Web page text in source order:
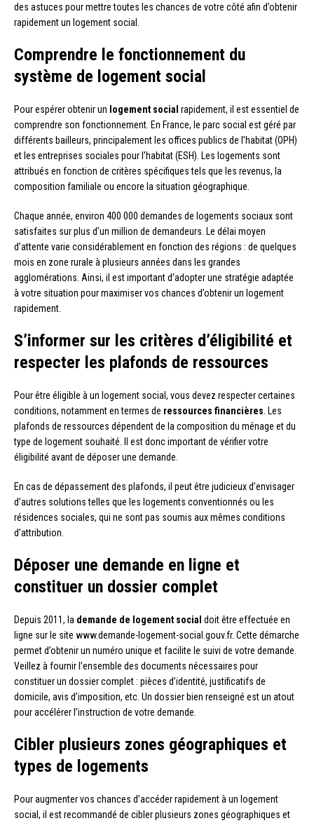
des astuces pour mettre toutes les chances de votre côté afin d’obtenir
rapidement un logement social.
Comprendre le fonctionnement du
système de logement social
Pour espérer obtenir un logement social rapidement, il est essentiel de
comprendre son fonctionnement. En France, le parc social est géré par
différents bailleurs, principalement les offices publics de l’habitat (OPH)
et les entreprises sociales pour l’habitat (ESH). Les logements sont
attribués en fonction de critères spécifiques tels que les revenus, la
composition familiale ou encore la situation géographique.
Chaque année, environ 400 000 demandes de logements sociaux sont
satisfaites sur plus d’un million de demandeurs. Le délai moyen
d’attente varie considérablement en fonction des régions : de quelques
mois en zone rurale à plusieurs années dans les grandes
agglomérations. Ainsi, il est important d’adopter une stratégie adaptée
à votre situation pour maximiser vos chances d’obtenir un logement
rapidement.
S’informer sur les critères d’éligibilité et
respecter les plafonds de ressources
Pour être éligible à un logement social, vous devez respecter certaines
conditions, notamment en termes de ressources financières . Les
plafonds de ressources dépendent de la composition du ménage et du
type de logement souhaité. Il est donc important de vérifier votre
éligibilité avant de déposer une demande.
En cas de dépassement des plafonds, il peut être judicieux d’envisager
d’autres solutions telles que les logements conventionnés ou les
résidences sociales, qui ne sont pas soumis aux mêmes conditions
d’attribution.
Déposer une demande en ligne et
constituer un dossier complet
Depuis 2011, la demande de logement social doit être effectuée en
ligne sur le site www.demande-logement-social.gouv.fr. Cette démarche
permet d’obtenir un numéro unique et facilite le suivi de votre demande.
Veillez à fournir l’ensemble des documents nécessaires pour
constituer un dossier complet : pièces d’identité, justificatifs de
domicile, avis d’imposition, etc. Un dossier bien renseigné est un atout
pour accélérer l’instruction de votre demande.
Cibler plusieurs zones géographiques et
types de logements
Pour augmenter vos chances d’accéder rapidement à un logement
social, il est recommandé de cibler plusieurs zones géographiques et